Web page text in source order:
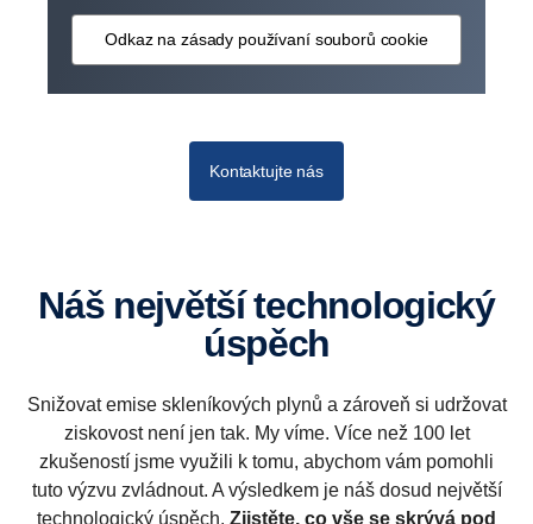
Odkaz na zásady používaní souborů cookie
Kontaktujte nás
Náš největší technologický
úspěch
Snižovat emise skleníkových plynů a zároveň si udržovat
ziskovost není jen tak. My víme. Více než 100 let
zkušeností jsme využili k tomu, abychom vám pomohli
tuto výzvu zvládnout. A výsledkem je náš dosud největší
technologický úspěch. Zjistěte, co vše se skrývá pod